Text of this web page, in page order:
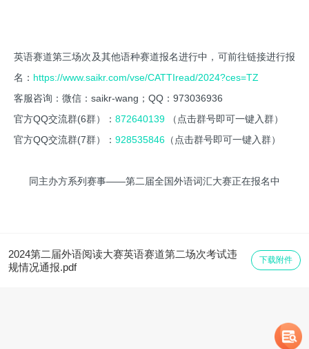
英语赛道第三场次及其他语种赛道报名进行中，可前往链接进行报
名： https://www.saikr.com/vse/CATTIread/2024?ces=TZ
客服咨询：微信：saikr-wang；QQ：973036936
官方QQ交流群(6群）： 872640139
（点击群号即可一键入群）
官方QQ交流群(7群）： 928535846 （点击群号即可一键入群）
同主办方系列赛事——第二届全国外语词汇大赛正在报名中
2024第二届外语阅读大赛英语赛道第二场次考试违
规情况通报.pdf
下载附件